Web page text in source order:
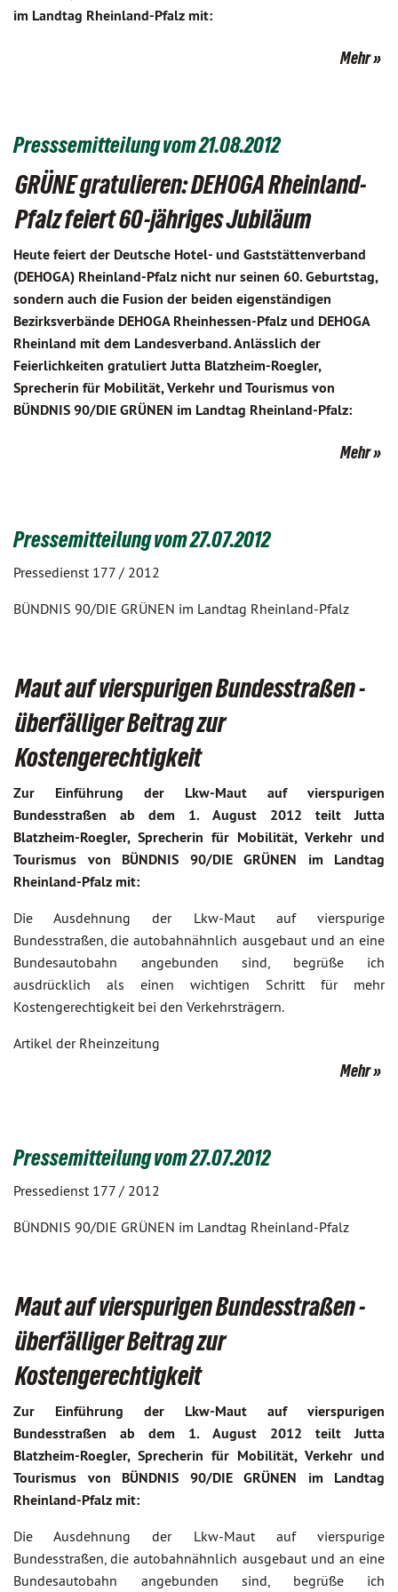
im Landtag Rheinland-Pfalz mit:
Mehr
Presssemitteilung vom 21.08.2012
GRÜNE gratulieren: DEHOGA Rheinland-
Pfalz feiert 60-jähriges Jubiläum
Heute feiert der Deutsche Hotel- und Gaststättenverband
(DEHOGA) Rheinland-Pfalz nicht nur seinen 60. Geburtstag,
sondern auch die Fusion der beiden eigenständigen
Bezirksverbände DEHOGA Rheinhessen-Pfalz und DEHOGA
Rheinland mit dem Landesverband. Anlässlich der
Feierlichkeiten gratuliert Jutta Blatzheim-Roegler,
Sprecherin für Mobilität, Verkehr und Tourismus von
BÜNDNIS 90/DIE GRÜNEN im Landtag Rheinland-Pfalz:
Mehr
Pressemitteilung vom 27.07.2012
Pressedienst 177 / 2012
BÜNDNIS 90/DIE GRÜNEN im Landtag Rheinland-Pfalz
Maut auf vierspurigen Bundesstraßen -
überfälliger Beitrag zur
Kostengerechtigkeit
Zur Einführung der Lkw-Maut auf vierspurigen
Bundesstraßen ab dem 1. August 2012 teilt Jutta
Blatzheim-Roegler, Sprecherin für Mobilität, Verkehr und
Tourismus von BÜNDNIS 90/DIE GRÜNEN im Landtag
Rheinland-Pfalz mit:
Die Ausdehnung der Lkw-Maut auf vierspurige
Bundesstraßen, die autobahnähnlich ausgebaut und an eine
Bundesautobahn angebunden sind, begrüße ich
ausdrücklich als einen wichtigen Schritt für mehr
Kostengerechtigkeit bei den Verkehrsträgern.
Artikel der Rheinzeitung
Mehr
Pressemitteilung vom 27.07.2012
Pressedienst 177 / 2012
BÜNDNIS 90/DIE GRÜNEN im Landtag Rheinland-Pfalz
Maut auf vierspurigen Bundesstraßen -
überfälliger Beitrag zur
Kostengerechtigkeit
Zur Einführung der Lkw-Maut auf vierspurigen
Bundesstraßen ab dem 1. August 2012 teilt Jutta
Blatzheim-Roegler, Sprecherin für Mobilität, Verkehr und
Tourismus von BÜNDNIS 90/DIE GRÜNEN im Landtag
Rheinland-Pfalz mit:
Die Ausdehnung der Lkw-Maut auf vierspurige
Bundesstraßen, die autobahnähnlich ausgebaut und an eine
Bundesautobahn angebunden sind, begrüße ich